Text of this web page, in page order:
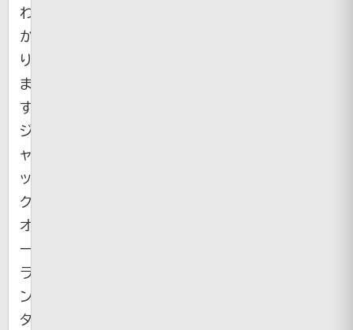
わ
か
り
ま
す。
ジ
ャ
ッ
ク
オ
ー
ラ
ン
タ